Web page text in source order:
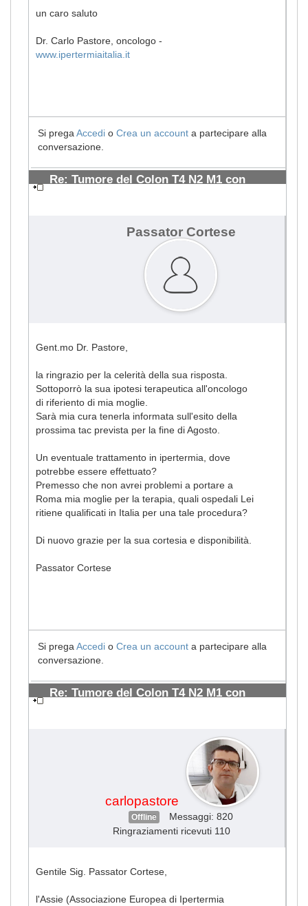
un caro saluto
Dr. Carlo Pastore, oncologo -
www.ipertermiaitalia.it
Si prega Accedi o Crea un account a partecipare alla
conversazione.
Re: Tumore del Colon T4 N2 M1 con
Passator Cortese
Gent.mo Dr. Pastore,
la ringrazio per la celerità della sua risposta.
Sottoporrò la sua ipotesi terapeutica all'oncologo
di riferiento di mia moglie.
Sarà mia cura tenerla informata sull'esito della
prossima tac prevista per la fine di Agosto.
Un eventuale trattamento in ipertermia, dove
potrebbe essere effettuato?
Premesso che non avrei problemi a portare a
Roma mia moglie per la terapia, quali ospedali Lei
ritiene qualificati in Italia per una tale procedura?
Di nuovo grazie per la sua cortesia e disponibilità.
Passator Cortese
Si prega Accedi o Crea un account a partecipare alla
conversazione.
Re: Tumore del Colon T4 N2 M1 con
carlopastore
Offline
Messaggi: 820
Ringraziamenti ricevuti 110
Gentile Sig. Passator Cortese,
l'Assie (Associazione Europea di Ipertermia